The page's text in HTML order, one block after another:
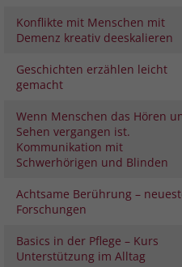
Konflikte mit Menschen mit
Demenz kreativ deeskalieren
Geschichten erzählen leicht
gemacht
Wenn Menschen das Hören
Sehen vergangen ist.
Kommunikation mit
Schwerhörigen und Blinden
Achtsame Berührung –
Forschungen
Basics in der Pflege – Kurs
Unterstützung im Alltag